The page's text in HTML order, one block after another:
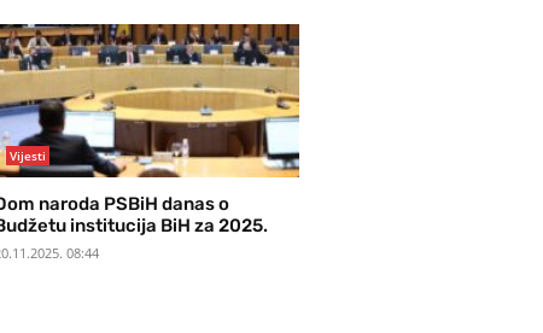
Vijesti
naroda PSBiH danas o
institucija BiH za 2025.
08:44